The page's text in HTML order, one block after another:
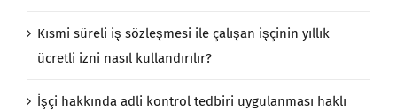
Kısmi süreli iş sözleşmesi ile çalışan işçinin yıllık
ücretli izni nasıl kullandırılır?
İşçi hakkında adli kontrol tedbiri uygulanması haklı